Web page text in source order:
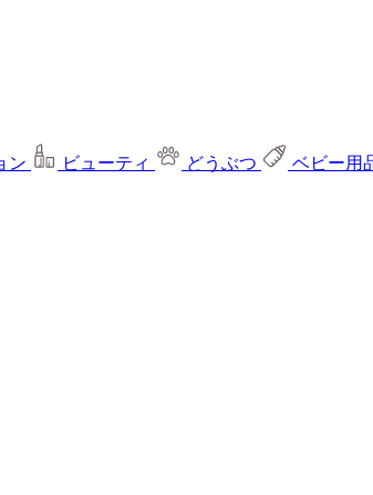
ン ビューティ どうぶつ ベビー用